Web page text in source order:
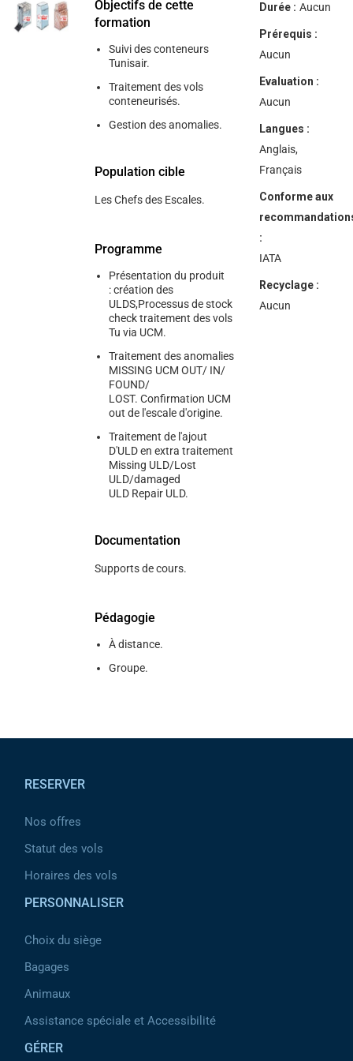
help
you
navigate
Objectifs de cette
formation
Suivi des conteneurs
Tunisair.
Traitement des vols
conteneurisés.
Gestion des anomalies.
Population cible
Les Chefs des Escales.
Programme
Présentation du produit
: création des
ULDS,Processus de stock
check traitement des vols
Tu via UCM.
Traitement des anomalies
MISSING UCM OUT/ IN/
FOUND/
LOST. Confirmation UCM
out de l'escale d'origine.
Traitement de l'ajout
D'ULD en extra traitement
Missing ULD/Lost
ULD/damaged
ULD Repair ULD.
Documentation
Supports de cours.
Pédagogie
À distance.
Groupe.
Durée : Aucun
Prérequis :
Aucun
Evaluation :
Aucun
Langues :
Anglais,
Français
Conforme aux
:
IATA
Recyclage :
Aucun
RESERVER
Nos offres
Statut des vols
Horaires des vols
PERSONNALISER
Choix du siège
Bagages
Animaux
Assistance spéciale et Accessibilité
GÉRER